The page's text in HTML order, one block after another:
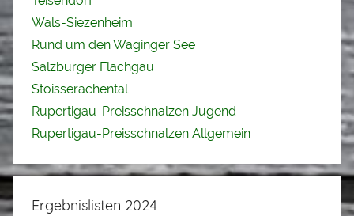
Wals-Siezenheim
Rund um den Waginger See
Salzburger Flachgau
Stoisserachental
Rupertigau-Preisschnalzen Jugend
Rupertigau-Preisschnalzen Allgemein
Ergebnislisten 2024